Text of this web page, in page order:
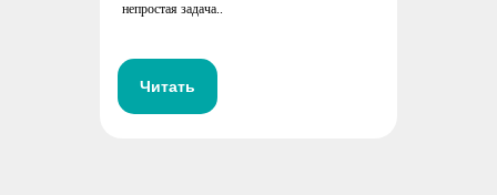
непростая задача..
Читать